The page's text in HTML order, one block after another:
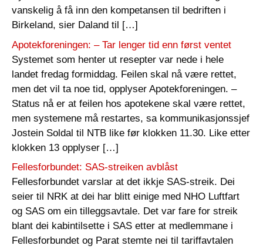
vanskelig å få inn den kompetansen til bedriften i
Birkeland, sier Daland til […]
Apotekforeningen: – Tar lenger tid enn først ventet
Systemet som henter ut resepter var nede i hele
landet fredag formiddag. Feilen skal nå være rettet,
men det vil ta noe tid, opplyser Apotekforeningen. –
Status nå er at feilen hos apotekene skal være rettet,
men systemene må restartes, sa kommunikasjonssjef
Jostein Soldal til NTB like før klokken 11.30. Like etter
klokken 13 opplyser […]
Fellesforbundet: SAS-streiken avblåst
Fellesforbundet varslar at det ikkje SAS-streik. Dei
seier til NRK at dei har blitt einige med NHO Luftfart
og SAS om ein tilleggsavtale. Det var fare for streik
blant dei kabintilsette i SAS etter at medlemmane i
Fellesforbundet og Parat stemte nei til tariffavtalen